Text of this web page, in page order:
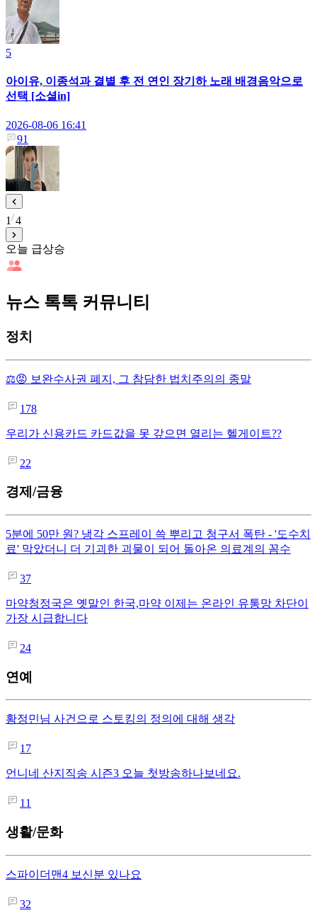
5
아이유, 이종석과 결별 후 전 연인 장기하 노래 배경음악으로
선택 [소셜in]
2026-08-06 16:41
91
1 4
오늘 급상승
뉴스 톡톡 커뮤니티
정치
⚖️😡 보완수사권 폐지, 그 참담한 법치주의의 종말
178
우리가 신용카드 카드값을 못 갚으면 열리는 헬게이트??
22
경제/금융
5분에 50만 원? 냉각 스프레이 쓱 뿌리고 청구서 폭탄 - '도수치
료' 막았더니 더 기괴한 괴물이 되어 돌아온 의료계의 꼼수
37
마약청정국은 옛말인 한국,마약 이제는 온라인 유통망 차단이
가장 시급합니다
24
연예
황정민님 사건으로 스토킹의 정의에 대해 생각
17
언니네 산지직송 시즌3 오늘 첫방송하나보네요.
11
생활/문화
스파이더맨4 보신분 있나요
32